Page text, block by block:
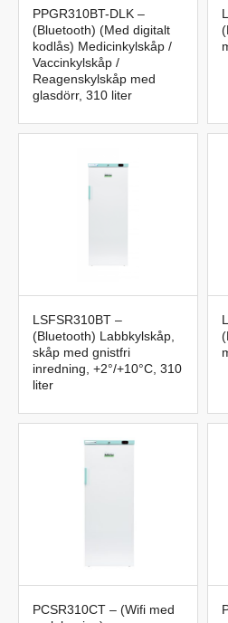
PPGR310BT-DLK –
(Bluetooth) (Med digitalt
kodlås) Medicinkylskåp /
Vaccinkylskåp /
Reagenskylskåp med
glasdörr, 310 liter
LSFSR310BT –
(Bluetooth) Labbkylskåp,
skåp med gnistfri
inredning, +2°/+10°C, 310
liter
PCSR310CT – (Wifi med